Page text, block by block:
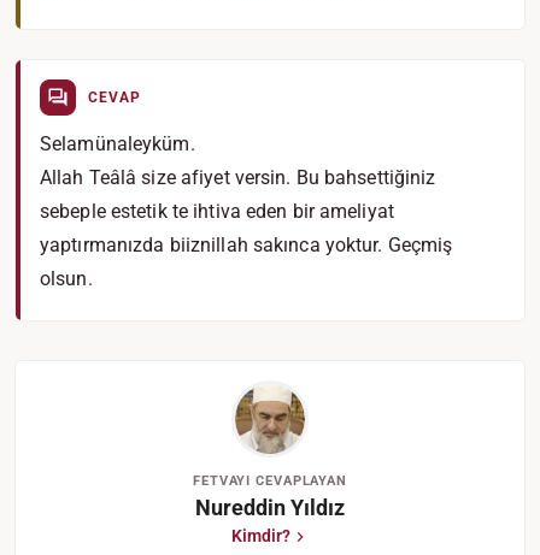
CEVAP
Selamünaleyküm.
Allah Teâlâ size afiyet versin. Bu bahsettiğiniz
sebeple estetik te ihtiva eden bir ameliyat
yaptırmanızda biiznillah sakınca yoktur. Geçmiş
olsun.
FETVAYI CEVAPLAYAN
Nureddin Yıldız
Kimdir?